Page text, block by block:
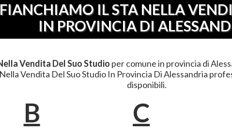
IL STA NELLA
IN PROVINCIA DI
Vendita Del Suo Studio per comune in provincia di
Vendita Del Suo Studio In Provincia Di Alessandria
disponibili.
B C